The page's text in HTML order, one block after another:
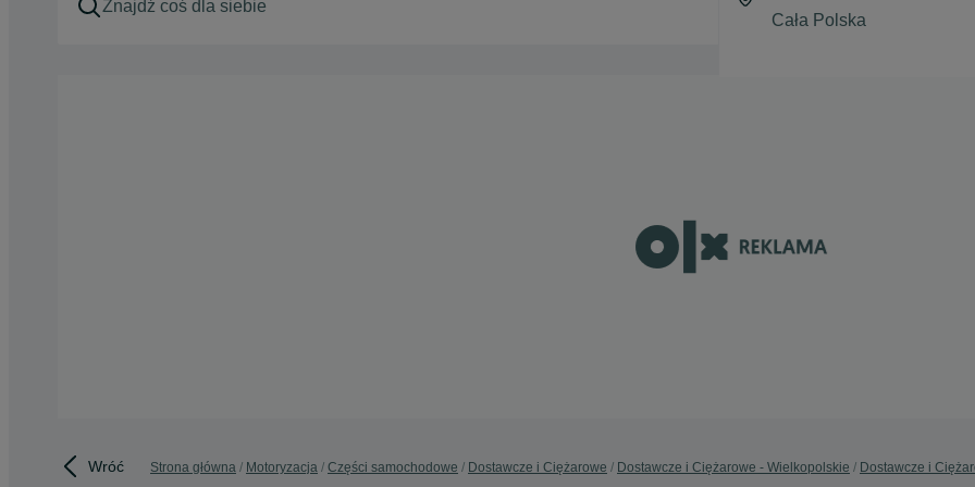
Wróć Strona główna Motoryzacja Części samochodowe Dostawcze i Ciężarowe Dostawcze i Ciężarowe - Wielkopolskie Dostawcze i